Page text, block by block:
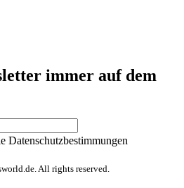
immer auf dem
Datenschutzbestimmungen
All rights reserved.